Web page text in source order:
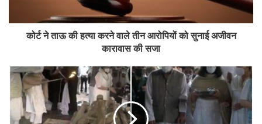
कोर्ट ने ताऊ की हत्या करने वाले तीन आरोपियों को सुनाई अजीवन
कारावास की सजा